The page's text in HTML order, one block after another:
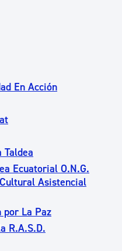
En Acción
Ecuatorial O.N.G.
Asistencial
por La Paz
R.A.S.D.